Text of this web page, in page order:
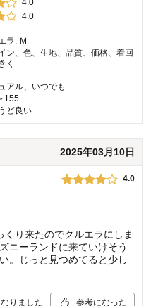
4.0
4.0
ラ, Ｍ
ン、色、生地、品質、価格、着回
く
アル、いつでも
155
ど良い
2025年03月10日
4.0
り来たのでクルエラにしま
ニーランドに来ていけそう
。じっと見つめてると少し
りました 参考になった